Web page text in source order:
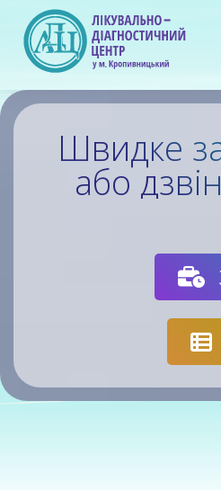
Швидке
або